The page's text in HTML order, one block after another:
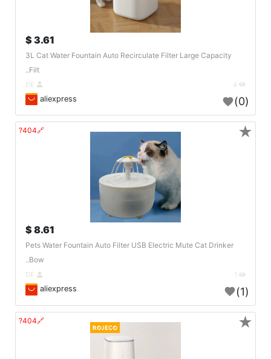
3.61 $
3L Cat Water Fountain Auto Recirculate Filter Large Capacity
Filt..
aliexpress (0)
🔗404?
8.61 $
Pets Water Fountain Auto Filter USB Electric Mute Cat Drinker
Bow..
aliexpress (1)
★
🔗404? ★